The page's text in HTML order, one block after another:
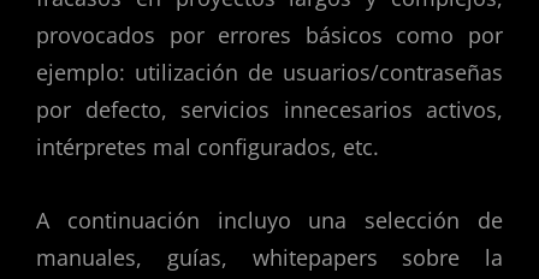
provocados por errores básicos como por
ejemplo: utilización de usuarios/contraseñas
por defecto, servicios innecesarios activos,
intérpretes mal configurados, etc.
A continuación incluyo una selección de
manuales, guías, whitepapers sobre la